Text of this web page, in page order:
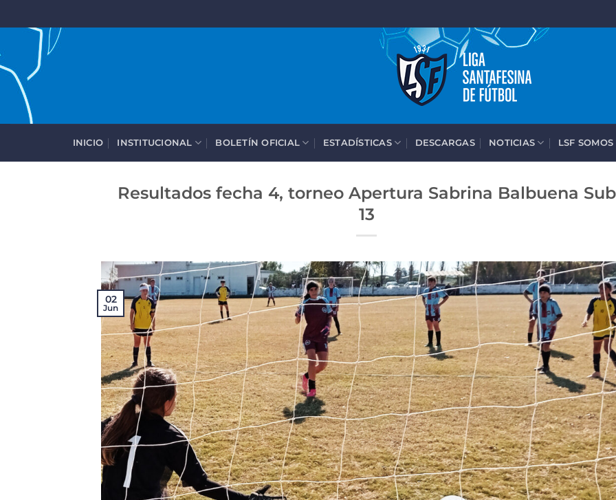
contenido
INICIO INSTITUCIONAL BOLETÍN OFICIAL ESTADÍSTICAS DESCARGAS NOTICIAS LSF
Resultados fecha 4, torneo Apertura Sabrina Balbuena Sub
13
02
Jun